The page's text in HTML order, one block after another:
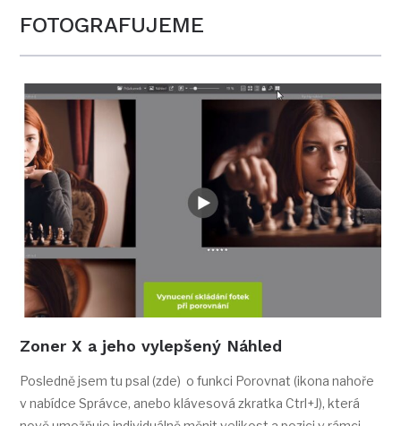
FOTOGRAFUJEME
Zoner X a jeho vylepšený Náhled
Posledně jsem tu psal (zde) o funkci Porovnat (ikona nahoře
v nabídce Správce, anebo klávesová zkratka Ctrl+J), která